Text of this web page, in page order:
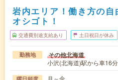
岩内エリア！働き方の
オシゴト！
交通費別途支給あり 土日祝日が休み
勤務地 その他北海道
小沢(北海道)駅から車16分